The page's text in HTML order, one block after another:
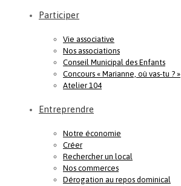
Participer
Vie associative
Nos associations
Conseil Municipal des Enfants
Concours « Marianne, où vas-tu ? »
Atelier 104
Entreprendre
Notre économie
Créer
Rechercher un local
Nos commerces
Dérogation au repos dominical